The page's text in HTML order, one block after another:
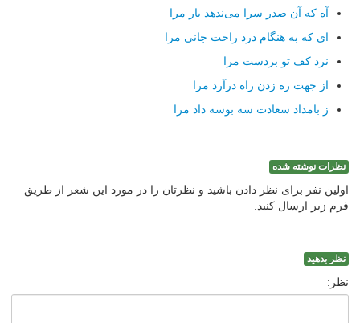
آه كه آن صدر سرا می‌ندهد بار مرا
ای كه به هنگام درد راحت جانی مرا
نرد كف تو بردست مرا
از جهت ره زدن راه درآرد مرا
ز بامداد سعادت سه بوسه داد مرا
نظرات نوشته شده
اولین نفر برای نظر دادن باشید و نظرتان را در مورد این شعر از طریق
فرم زیر ارسال کنید.
نظر بدهید
نظر: